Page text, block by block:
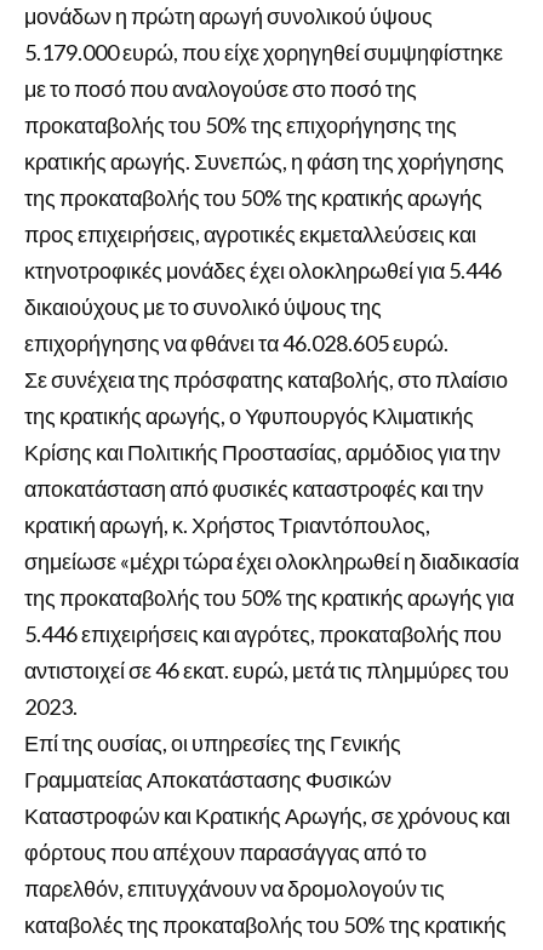
μονάδων η πρώτη αρωγή συνολικού ύψους
5.179.000 ευρώ, που είχε χορηγηθεί συμψηφίστηκε
με το ποσό που αναλογούσε στο ποσό της
προκαταβολής του 50% της επιχορήγησης της
κρατικής αρωγής. Συνεπώς, η φάση της χορήγησης
της προκαταβολής του 50% της κρατικής αρωγής
προς επιχειρήσεις, αγροτικές εκμεταλλεύσεις και
κτηνοτροφικές μονάδες έχει ολοκληρωθεί για 5.446
δικαιούχους με το συνολικό ύψους της
επιχορήγησης να φθάνει τα 46.028.605 ευρώ.
Σε συνέχεια της πρόσφατης καταβολής, στο πλαίσιο
της κρατικής αρωγής, ο Υφυπουργός Κλιματικής
Κρίσης και Πολιτικής Προστασίας, αρμόδιος για την
αποκατάσταση από φυσικές καταστροφές και την
κρατική αρωγή, κ. Χρήστος Τριαντόπουλος,
σημείωσε «μέχρι τώρα έχει ολοκληρωθεί η διαδικασία
της προκαταβολής του 50% της κρατικής αρωγής για
5.446 επιχειρήσεις και αγρότες, προκαταβολής που
αντιστοιχεί σε 46 εκατ. ευρώ, μετά τις πλημμύρες του
2023.
Επί της ουσίας, οι υπηρεσίες της Γενικής
Γραμματείας Αποκατάστασης Φυσικών
Καταστροφών και Κρατικής Αρωγής, σε χρόνους και
φόρτους που απέχουν παρασάγγας από το
παρελθόν, επιτυγχάνουν να δρομολογούν τις
καταβολές της προκαταβολής του 50% της κρατικής